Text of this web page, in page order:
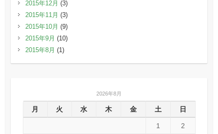
2015年12月 (3)
2015年11月 (3)
2015年10月 (9)
2015年9月 (10)
2015年8月 (1)
2026年8月
月 火 水 木 金 土 日
1 2